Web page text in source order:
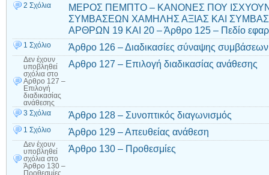
2 Σχόλια
ΜΕΡΟΣ ΠΕΜΠΤΟ – ΚΑΝΟΝΕΣ ΠΟΥ
ΣΥΜΒΑΣΕΩΝ ΧΑΜΗΛΗΣ ΑΞΙΑΣ ΚΑΙ
ΑΡΘΡΩΝ 19 ΚΑΙ 20 – Άρθρο 125 – Πεδίο
1 Σχόλιο Άρθρο 126 – Διαδικασίες σύναψης συμβάσεων
Δεν έχουν
υποβληθεί
σχόλια στο
Αρθρο 127 –
Επιλογή
διαδικασίας
ανάθεσης
Αρθρο 127 – Επιλογή διαδικασίας ανάθεσης
3 Σχόλια Άρθρο 128 – Συνοπτικός διαγωνισμός
1 Σχόλιο Άρθρο 129 – Απευθείας ανάθεση
Δεν έχουν
υποβληθεί
σχόλια στο
Άρθρο 130 –
Προθεσμίες
Άρθρο 130 – Προθεσμίες